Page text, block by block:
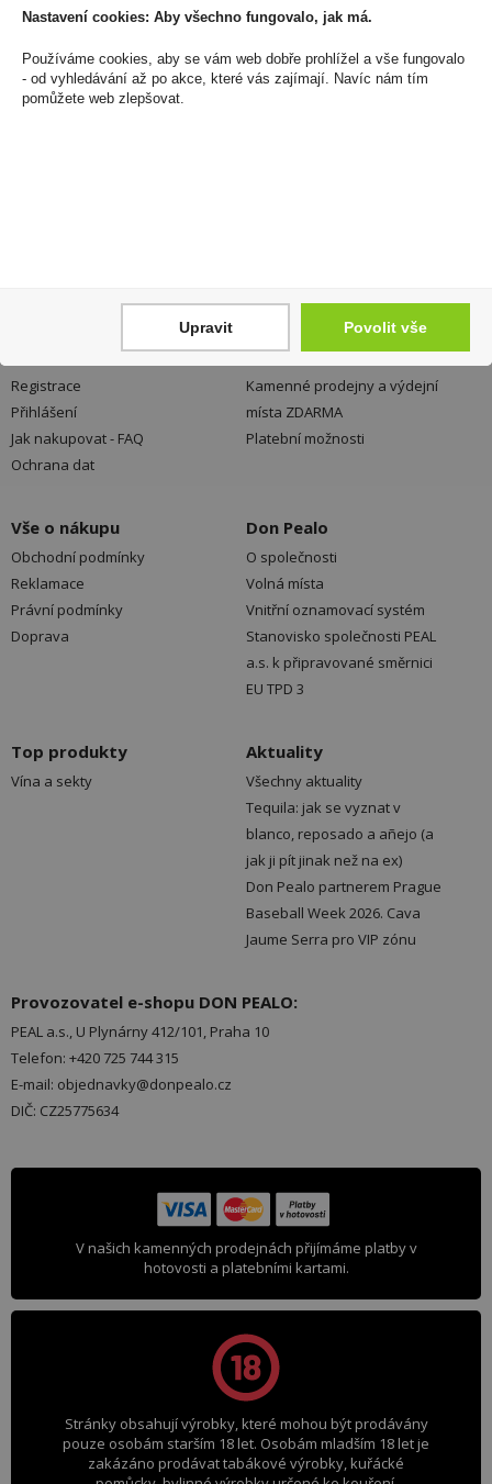
Registrace
Přihlášení
Jak nakupovat - FAQ
Ochrana dat
Prodejny
Kamenné prodejny a výdejní
místa ZDARMA
Platební možnosti
Vše o nákupu
Obchodní podmínky
Reklamace
Právní podmínky
Doprava
Don Pealo
O společnosti
Volná místa
Vnitřní oznamovací systém
Stanovisko společnosti PEAL
a.s. k připravované směrnici
EU TPD 3
Top produkty
Vína a sekty
Aktuality
Všechny aktuality
Tequila: jak se vyznat v
blanco, reposado a añejo (a
jak ji pít jinak než na ex)
Don Pealo partnerem Prague
Baseball Week 2026. Cava
Jaume Serra pro VIP zónu
Provozovatel e-shopu DON PEALO:
PEAL a.s., U Plynárny 412/101, Praha 10
Telefon: +420 725 744 315
E-mail: objednavky@donpealo.cz
DIČ: CZ25775634
V našich kamenných prodejnách přijímáme platby v
hotovosti a platebními kartami.
Stránky obsahují výrobky, které mohou být prodávány
pouze osobám starším 18 let. Osobám mladším 18 let je
zakázáno prodávat tabákové výrobky, kuřácké
Nastavení cookies: Aby všechno fungovalo, jak má.
Používáme cookies, aby se vám web dobře prohlížel a vše fungovalo
- od vyhledávání až po akce, které vás zajímají. Navíc nám tím
pomůžete web zlepšovat.
Upravit Povolit vše